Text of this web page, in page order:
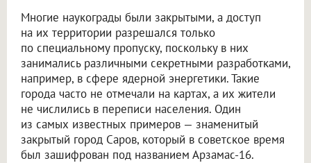
Многие наукограды были закрытыми, а доступ
на их территории разрешался только
по специальному пропуску, поскольку в них
занимались различными секретными разработками,
например, в сфере ядерной энергетики. Такие
города часто не отмечали на картах, а их жители
не числились в переписи населения. Один
из самых известных примеров — знаменитый
закрытый город Саров, который в советское время
был зашифрован под названием Арзамас-16.